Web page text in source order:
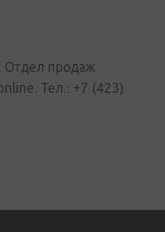
Отдел продаж
Тел.: +7 (423)